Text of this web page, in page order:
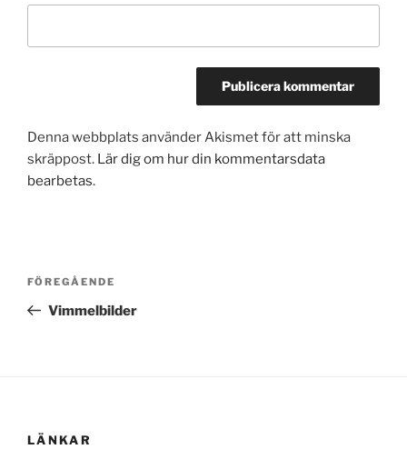
Denna webbplats använder Akismet för att minska
skräppost. Lär dig om hur din kommentarsdata
bearbetas.
Inläggsnavigering
Föregående
inlägg
FÖREGÅENDE
Vimmelbilder
LÄNKAR